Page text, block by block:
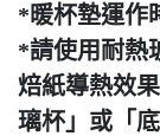
*暖杯墊運作
*請使用耐熱
焙紙導熱效
璃杯」或「